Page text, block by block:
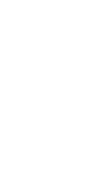
tak, aby zaručovaly
přípravu kávy/čaje a jsou
s židlemi a stolem.
pomohou si odpočinout,
dětského hřiště